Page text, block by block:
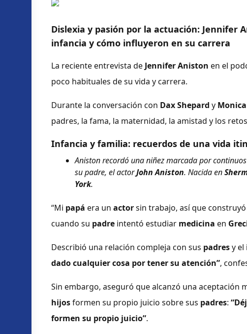
Dislexia y pasión por la actuación: Jennifer
infancia y cómo influyeron en su carrera
La reciente entrevista de Jennifer Aniston en el
poco habituales de su vida y carrera.
Durante la conversación con Dax Shepard y
padres, la fama, la maternidad, la amistad y los
Infancia y familia: recuerdos de una vida
Aniston recordó una niñez marcada por
su padre, el actorJohn Aniston. Nacida en
York.
“Mi papá era un actorsin trabajo, así que
cuando su padre intentó estudiar medicina en
Describió una relación compleja con sus padresy el
dado cualquier cosa por tener su atención”,
Sin embargo, aseguró que alcanzó una aceptación
hijosformen su propio juicio sobre sus padres:
formen su propio juicio”.